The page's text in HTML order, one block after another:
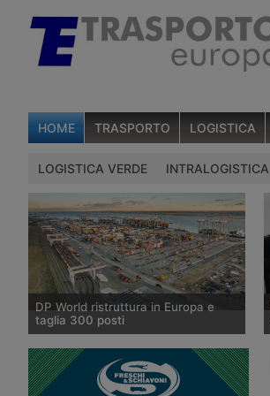
HOME TRASPORTO LOGISTICA
LOGISTICA VERDE INTRALOGISTICA
DP World ristruttura in Europa e
taglia 300 posti
DP World conferma trecento esuberi
nelle attività europee dopo l’uscita di
tre dirigenti senior, mentre Londra e